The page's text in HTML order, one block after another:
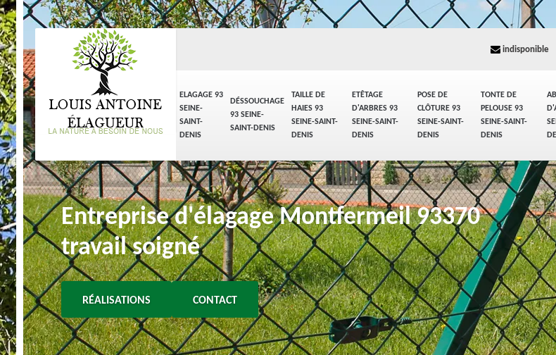
ELAGAGE 93
SEINE-
SAINT-
DENIS
DÉSSOUCHAGE
93 SEINE-
SAINT-DENIS
TAILLE DE
HAIES 93
SEINE-SAINT-
DENIS
ETÊTAGE
D'ARBRES 93
SEINE-SAINT-
DENIS
POSE DE
CLÔTURE 93
SEINE-SAINT-
DENIS
TONTE DE
PELOUSE 93
SEINE-SAINT-
DENIS
indisponible
Entreprise d'élagage Montfermeil 93370
travail soigné
RÉALISATIONS CONTACT